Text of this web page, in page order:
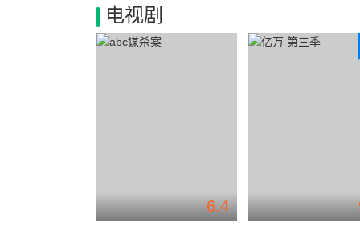
电视剧
6.4